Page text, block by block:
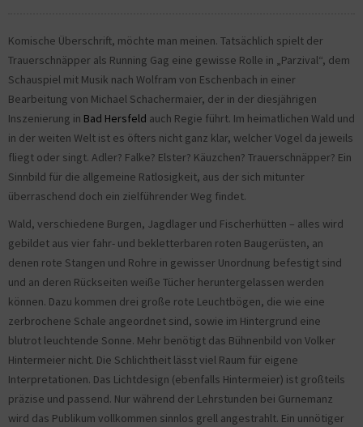
Komische Überschrift, möchte man meinen. Tatsächlich spielt der
Trauerschnäpper als Running Gag eine gewisse Rolle in „Parzival“, dem
Schauspiel mit Musik nach Wolfram von Eschenbach in einer
Bearbeitung von Michael Schachermaier, der in der diesjährigen
Inszenierung in Bad Hersfeld auch Regie führt. Im heimatlichen Wald und
in der weiten Welt ist es öfters nicht ganz klar, welcher Vogel da jeweils
fliegt oder singt. Adler? Falke? Elster? Käuzchen? Trauerschnäpper? Ein
Sinnbild für die allgemeine Ratlosigkeit, aus der sich mitunter
überraschend doch ein zielführender Weg findet.
Wald, verschiedene Burgen, Jagdlager und Fischerhütten – alles wird
gebildet aus vier fahr- und bekletterbaren roten Baugerüsten, an
denen rote Stangen und Rohre in gewisser Unordnung befestigt sind
und an deren Rückseiten weiße Tücher heruntergelassen werden
können. Dazu kommen drei große rote Leuchtbögen, die wie eine
zerbrochene Schale angeordnet sind, sowie im Hintergrund eine
blutrot leuchtende Sonne. Mehr benötigt das Bühnenbild von Volker
Hintermeier nicht. Die Schlichtheit lässt viel Raum für eigene
Interpretationen. Das Lichtdesign (ebenfalls Hintermeier) ist großteils
präzise und passend. Nur während der Lehrstunden bei Gurnemanz
wird das Publikum vollkommen sinnlos grell angestrahlt. Ein unnötiger